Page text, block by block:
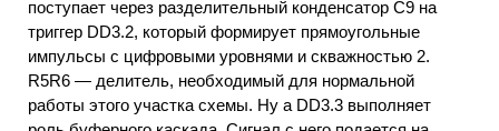
поступает через разделительный конденсатор С9 на
триггер DD3.2, который формирует прямоугольные
импульсы с цифровыми уровнями и скважностью 2.
R5R6 — делитель, необходимый для нормальной
работы этого участка схемы. Ну a DD3.3 выполняет